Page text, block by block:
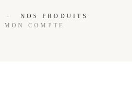
NOS PRODUITS
MON COMPTE